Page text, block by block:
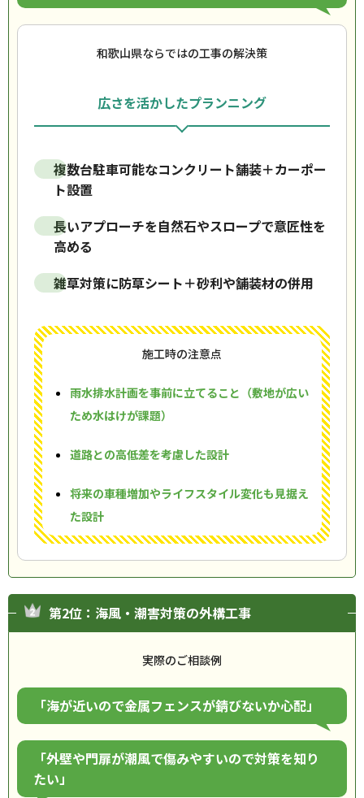
和歌山県ならではの工事の解決策
広さを活かしたプランニング
複数台駐車可能なコンクリート舗装＋カーポー
ト設置
長いアプローチを自然石やスロープで意匠性を
高める
雑草対策に防草シート＋砂利や舗装材の併用
施工時の注意点
雨水排水計画を事前に立てること（敷地が広い
ため水はけが課題）
道路との高低差を考慮した設計
将来の車種増加やライフスタイル変化も見据え
た設計
第2位：海風・潮害対策の外構工事
実際のご相談例
「海が近いので金属フェンスが錆びないか心配」
「外壁や門扉が潮風で傷みやすいので対策を知り
たい」